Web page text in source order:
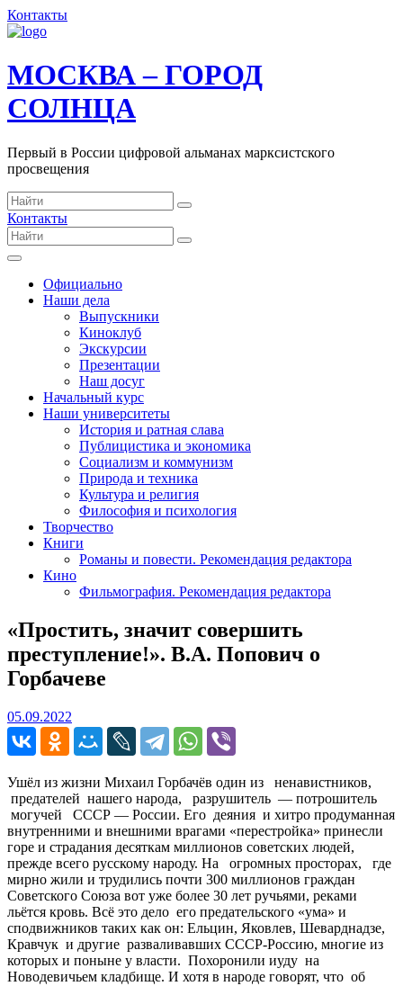
Контакты
МОСКВА – ГОРОД
СОЛНЦА
Первый в России цифровой альманах марксистского
просвещения
Контакты
Официально
Наши дела
Выпускники
Киноклуб
Экскурсии
Презентации
Наш досуг
Начальный курс
Наши университеты
История и ратная слава
Публицистика и экономика
Социализм и коммунизм
Природа и техника
Культура и религия
Философия и психология
Творчество
Книги
Романы и повести. Рекомендация редактора
Кино
Фильмография. Рекомендация редактора
«Простить, значит совершить
преступление!». В.А. Попович о
Горбачеве
05.09.2022
Ушёл из жизни Михаил Горбачёв один из ненавистников,
предателей нашего народа, разрушитель — потрошитель
могучей СССР — России. Его деяния и хитро продуманная
внутренними и внешними врагами «перестройка» принесли
горе и страдания десяткам миллионов советских людей,
прежде всего русскому народу. На огромных просторах, где
мирно жили и трудились почти 300 миллионов граждан
Советского Союза вот уже более 30 лет ручьями, реками
льётся кровь. Всё это дело его предательского «ума» и
сподвижников таких как он: Ельцин, Яковлев, Шеварднадзе,
Кравчук и другие разваливавших СССР-Россию, многие из
которых и поныне у власти. Похоронили иуду на
Новодевичьем кладбище. И хотя в народе говорят, что об